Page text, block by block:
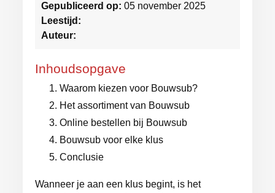
Gepubliceerd op: 05 november 2025
Leestijd:
Auteur:
Inhoudsopgave
Waarom kiezen voor Bouwsub?
Het assortiment van Bouwsub
Online bestellen bij Bouwsub
Bouwsub voor elke klus
Conclusie
Wanneer je aan een klus begint, is het